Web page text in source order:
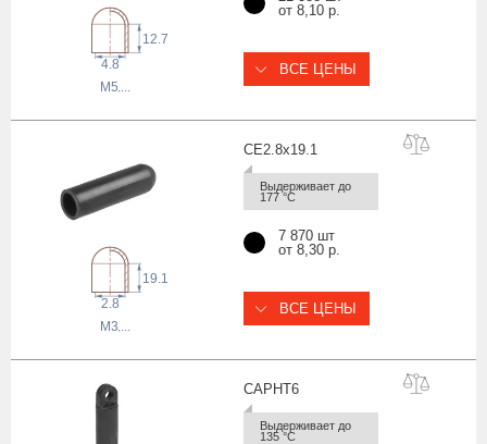
4.8
12.7
M5,...
от 8,10 р.
ВСЕ ЦЕНЫ
CE2.8x19.1
Выдерживает до
177 °С
2.8
19.1
M3,...
7 870 шт
от 8,30 р.
ВСЕ ЦЕНЫ
CAPHT6
Выдерживает до
135 °С